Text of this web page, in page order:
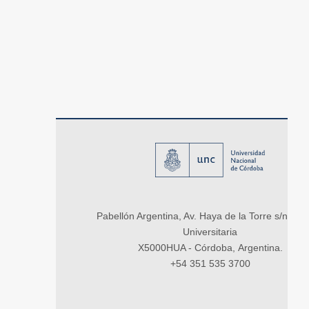
Pabellón Argentina, Av. Haya de la Torre s/n,
Universitaria
X5000HUA - Córdoba, Argentina.
+54 351 535 3700